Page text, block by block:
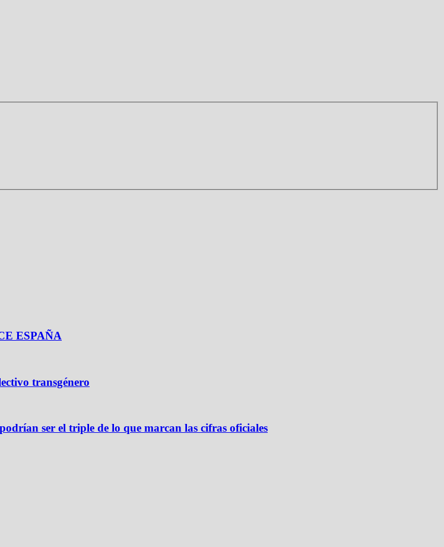
ESPAÑA
transgénero
ser el triple de lo que marcan las cifras oficiales